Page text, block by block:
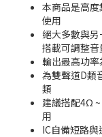
本商品是高
使用
絕大多數與
搭載可調整
輸出最高功
為雙聲道D類
類
建議搭配4Ω
用
IC自備短路